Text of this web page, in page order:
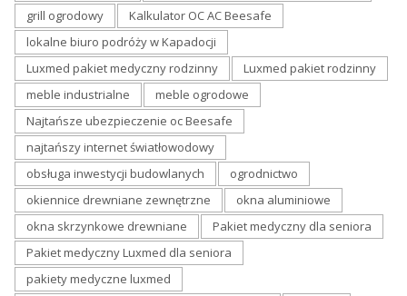
grill ogrodowy
Kalkulator OC AC Beesafe
lokalne biuro podróży w Kapadocji
Luxmed pakiet medyczny rodzinny
Luxmed pakiet rodzinny
meble industrialne
meble ogrodowe
Najtańsze ubezpieczenie oc Beesafe
najtańszy internet światłowodowy
obsługa inwestycji budowlanych
ogrodnictwo
okiennice drewniane zewnętrzne
okna aluminiowe
okna skrzynkowe drewniane
Pakiet medyczny dla seniora
Pakiet medyczny Luxmed dla seniora
pakiety medyczne luxmed